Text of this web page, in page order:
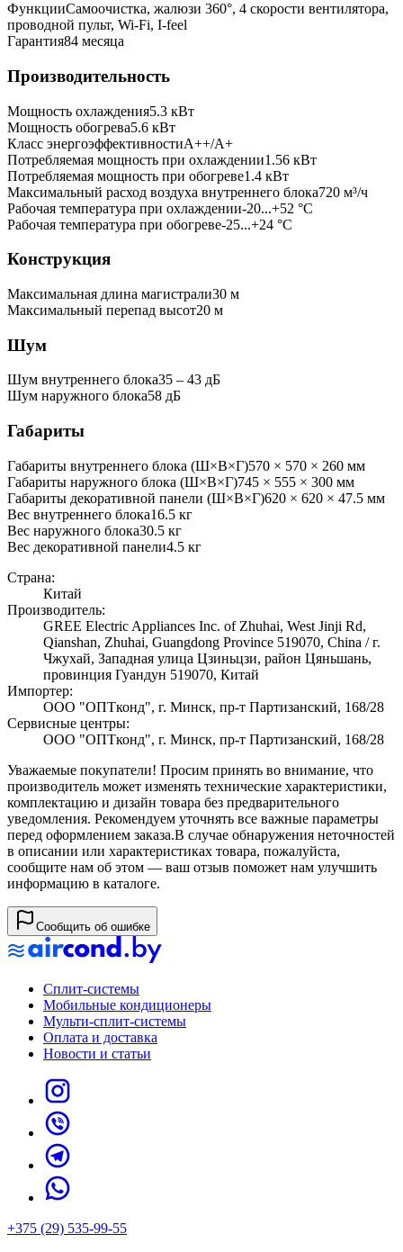
ФункцииСамоочистка, жалюзи 360°, 4 скорости вентилятора,
проводной пульт, Wi-Fi, I-feel
Гарантия84 месяца
Производительность
Мощность охлаждения5.3 кВт
Мощность обогрева5.6 кВт
Класс энергоэффективностиA++/A+
Потребляемая мощность при охлаждении1.56 кВт
Потребляемая мощность при обогреве1.4 кВт
Максимальный расход воздуха внутреннего блока720 м³/ч
Рабочая температура при охлаждении-20...+52 °C
Рабочая температура при обогреве-25...+24 °C
Конструкция
Максимальная длина магистрали30 м
Максимальный перепад высот20 м
Шум
Шум внутреннего блока35 ‒ 43 дБ
Шум наружного блока58 дБ
Габариты
Габариты внутреннего блока (Ш×В×Г)570 × 570 × 260 мм
Габариты наружного блока (Ш×В×Г)745 × 555 × 300 мм
Габариты декоративной панели (Ш×В×Г)620 × 620 × 47.5 мм
Вес внутреннего блока16.5 кг
Вес наружного блока30.5 кг
Вес декоративной панели4.5 кг
Страна:
Китай
Производитель:
GREE Electric Appliances Inc. of Zhuhai, West Jinji Rd,
Qianshan, Zhuhai, Guangdong Province 519070, China / г.
Чжухай, Западная улица Цзиньцзи, район Цяньшань,
провинция Гуандун 519070, Китай
Импортер:
ООО "ОПТконд", г. Минск, пр-т Партизанский, 168/28
Сервисные центры:
ООО "ОПТконд", г. Минск, пр-т Партизанский, 168/28
Уважаемые покупатели! Просим принять во внимание, что
производитель может изменять технические характеристики,
комплектацию и дизайн товара без предварительного
уведомления. Рекомендуем уточнять все важные параметры
перед оформлением заказа.В случае обнаружения неточностей
в описании или характеристиках товара, пожалуйста,
сообщите нам об этом — ваш отзыв поможет нам улучшить
информацию в каталоге.
Сообщить об ошибке
Сплит-системы
Мобильные кондиционеры
Мульти-сплит-системы
Оплата и доставка
Новости и статьи
+375 (29) 535-99-55